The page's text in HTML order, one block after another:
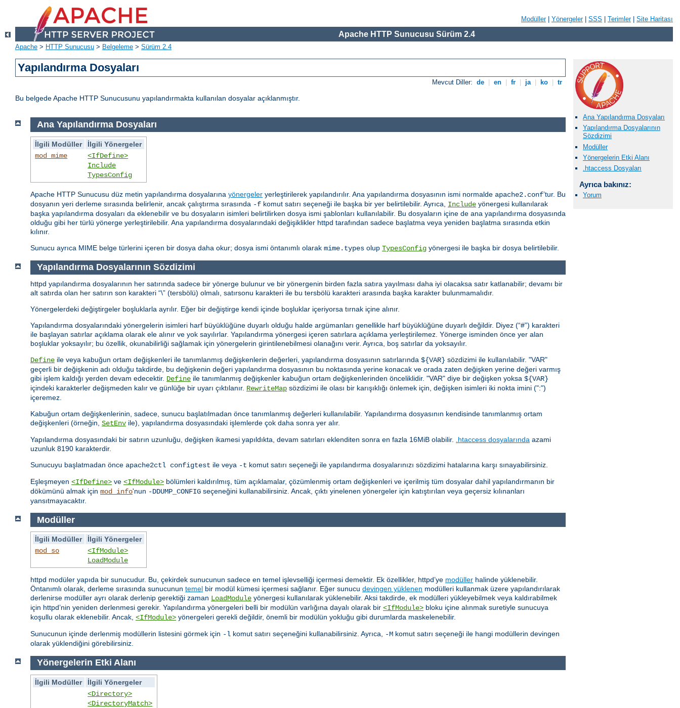
Modüller| Yönergeler| SSS Terimler| Site Haritası
Apache HTTP Sunucusu Sürüm 2.4
Apache > HTTP Sunucusu > Belgeleme > Sürüm 2.4
Yapılandırma Dosyaları
Mevcut Diller: de en fr ja ko tr
Bu belgede Apache HTTP Sunucusunu yapılandırmakta kullanılan dosyalar açıklanmıştır.
Ana Yapılandırma Dosyaları
Yapılandırma Dosyalarının
Sözdizimi
Modüller
Yönergelerin Etki Alanı
.htaccess Dosyaları
Ayrıca bakınız:
Yorum
Ana Yapılandırma Dosyaları
İlgili Modüller
İlgili Yönergeler
mod_mime
<IfDefine>
Include
TypesConfig
Apache HTTP Sunucusu düz metin yapılandırma dosyalarına yönergeler yerleştirilerek yapılandırılır. Ana yapılandırma dosyasının ismi normalde apache2.conf’tur. Bu
dosyanın yeri derleme sırasında belirlenir, ancak çalıştırma sırasında -f komut satırı seçeneği ile başka bir yer belirtilebilir. Ayrıca, Include yönergesi kullanılarak
başka yapılandırma dosyaları da eklenebilir ve bu dosyaların isimleri belirtilirken dosya ismi şablonları kullanılabilir. Bu dosyaların içine de ana yapılandırma dosyasında
olduğu gibi her türlü yönerge yerleştirilebilir. Ana yapılandırma dosyalarındaki değişiklikler httpd tarafından sadece başlatma veya yeniden başlatma sırasında etkin
kılınır.
Sunucu ayrıca MIME belge türlerini içeren bir dosya daha okur; dosya ismi öntanımlı olarak mime.types olup TypesConfig yönergesi ile başka bir dosya belirtilebilir.
Yapılandırma Dosyalarının Sözdizimi
httpd yapılandırma dosyalarının her satırında sadece bir yönerge bulunur ve bir yönergenin birden fazla satıra yayılması daha iyi olacaksa satır katlanabilir; devamı bir
alt satırda olan her satırın son karakteri “\” (tersbölü) olmalı, satırsonu karakteri ile bu tersbölü karakteri arasında başka karakter bulunmamalıdır.
Yönergelerdeki değiştirgeler boşluklarla ayrılır. Eğer bir değiştirge kendi içinde boşluklar içeriyorsa tırnak içine alınır.
Yapılandırma dosyalarındaki yönergelerin isimleri harf büyüklüğüne duyarlı olduğu halde argümanları genellikle harf büyüklüğüne duyarlı değildir. Diyez (“#”) karakteri
ile başlayan satırlar açıklama olarak ele alınır ve yok sayılırlar. Yapılandırma yönergesi içeren satırlara açıklama yerleştirilemez. Yönerge isminden önce yer alan
boşluklar yoksayılır; bu özellik, okunabilirliği sağlamak için yönergelerin girintilenebilmesi olanağını verir. Ayrıca, boş satırlar da yoksayılır.
Define ile veya kabuğun ortam değişkenleri ile tanımlanmış değişkenlerin değerleri, yapılandırma dosyasının satırlarında ${VAR} sözdizimi ile kullanılabilir. "VAR"
geçerli bir değişkenin adı olduğu takdirde, bu değişkenin değeri yapılandırma dosyasının bu noktasında yerine konacak ve orada zaten değişken yerine değeri varmış
gibi işlem kaldığı yerden devam edecektir. Define ile tanımlanmış değişkenler kabuğun ortam değişkenlerinden önceliklidir. "VAR" diye bir değişken yoksa ${VAR}
içindeki karakterler değişmeden kalır ve günlüğe bir uyarı çıktılanır. RewriteMap sözdizimi ile olası bir karışıklığı önlemek için, değişken isimleri iki nokta imini (":")
içeremez.
Kabuğun ortam değişkenlerinin, sadece, sunucu başlatılmadan önce tanımlanmış değerleri kullanılabilir. Yapılandırma dosyasının kendisinde tanımlanmış ortam
değişkenleri (örneğin, SetEnv ile), yapılandırma dosyasındaki işlemlerde çok daha sonra yer alır.
Yapılandırma dosyasındaki bir satırın uzunluğu, değişken ikamesi yapıldıkta, devam satırları eklenditen sonra en fazla 16MiB olabilir. .htaccess dosyalarında azami
uzunluk 8190 karakterdir.
Sunucuyu başlatmadan önce apache2ctl configtest ile veya -t komut satırı seçeneği ile yapılandırma dosyalarınızı sözdizimi hatalarına karşı sınayabilirsiniz.
Eşleşmeyen <IfDefine> ve <IfModule> bölümleri kaldırılmış, tüm açıklamalar, çözümlenmiş ortam değişkenleri ve içerilmiş tüm dosyalar dahil yapılandırmanın bir
dökümünü almak için mod_info'nun -DDUMP_CONFIG seçeneğini kullanabilirsiniz. Ancak, çıktı yinelenen yönergeler için katıştırılan veya geçersiz kılınanları
yansıtmayacaktır.
Modüller
İlgili Modüller
İlgili Yönergeler
mod_so
<IfModule>
LoadModule
httpd modüler yapıda bir sunucudur. Bu, çekirdek sunucunun sadece en temel işlevselliği içermesi demektir. Ek özellikler, httpd’ye modüller halinde yüklenebilir.
Öntanımlı olarak, derleme sırasında sunucunun temel bir modül kümesi içermesi sağlanır. Eğer sunucu devingen yüklenen modülleri kullanmak üzere yapılandırılarak
derlenirse modüller ayrı olarak derlenip gerektiği zaman LoadModule yönergesi kullanılarak yüklenebilir. Aksi takdirde, ek modülleri yükleyebilmek veya kaldırabilmek
için httpd’nin yeniden derlenmesi gerekir. Yapılandırma yönergeleri belli bir modülün varlığına dayalı olarak bir <IfModule> bloku içine alınmak suretiyle sunucuya
koşullu olarak eklenebilir. Ancak, <IfModule> yönergeleri gerekli değildir, önemli bir modülün yokluğu gibi durumlarda maskelenebilir.
Sunucunun içinde derlenmiş modüllerin listesini görmek için -l komut satırı seçeneğini kullanabilirsiniz. Ayrıca, -M komut satırı seçeneği ile hangi modüllerin devingen
olarak yüklendiğini görebilirsiniz.
Yönergelerin Etki Alanı
İlgili Modüller
İlgili Yönergeler
<Directory>
<DirectoryMatch>